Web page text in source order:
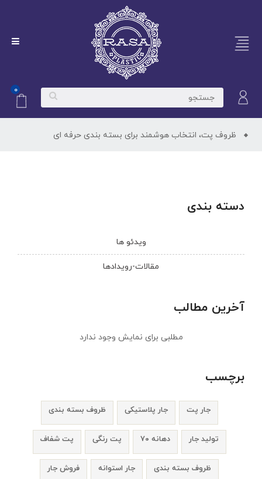
۰
ظروف پت، انتخاب هوشمند برای بسته‌ بندی حرفه‌ ای
دسته بندی
ویدئو ها
مقالات-رویدادها
آخرین مطالب
مطلبی برای نمایش وجود ندارد
برچسب
ظروف بسته بندی جار پلاستیکی جار پت
پت شفاف پت رنگی دهانه ۷۰ تولید جار
فروش جار جار استوانه ظروف بسته بندی